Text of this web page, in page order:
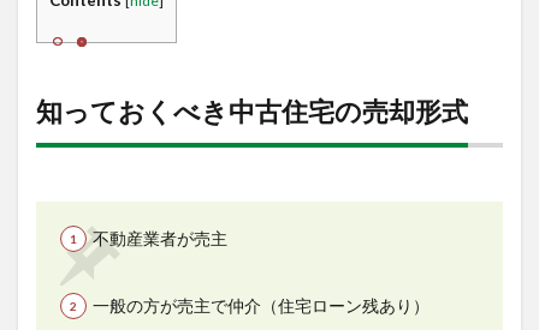
くべ
古住
形式
1.1
産業
売主
の中
古物
件
知っておくべき中古住宅の売却形式
不動産業者が売主
一般の方が売主で仲介（住宅ローン残あり）